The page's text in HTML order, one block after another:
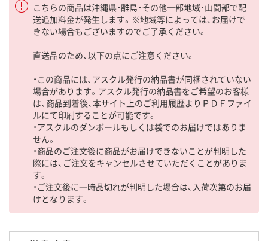
こちらの商品は沖縄県・離島・その他一部地域・山間部で配
送追加料金が発生します。※地域等によっては、お届けで
きない場合もございますのでご了承ください。
直送品のため、以下の点にご注意ください。
・この商品には、アスクル発行の納品書が同梱されていない
場合があります。アスクル発行の納品書をご希望のお客様
は、商品到着後、本サイト上のご利用履歴よりＰＤＦファイ
ルにて印刷することが可能です。
・アスクルのダンボールもしくは袋でのお届けではありま
せん。
・商品のご注文後に商品がお届けできないことが判明した
際には、ご注文をキャンセルさせていただくことがありま
す。
・ご注文後に一時品切れが判明した場合は、入荷次第のお届
けとなります。